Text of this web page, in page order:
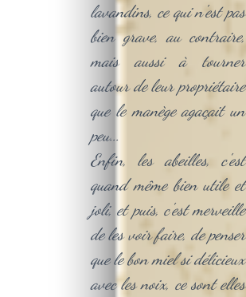
lavandins, ce qui n'est pas
bien grave, au contraire,
mais aussi à tourner
autour de leur propriétaire
que le manège agaçait un
peu...
Enfin, les abeilles, c'est
quand même bien utile et
joli, et puis, c'est merveille
de les voir faire, de penser
que le bon miel si délicieux
avec les noix, ce sont elles